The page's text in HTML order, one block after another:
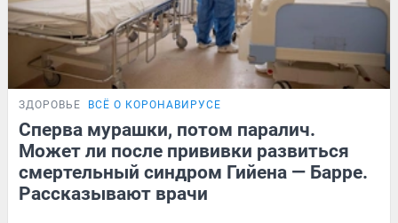
ЗДОРОВЬЕ ВСЁ О КОРОНАВИРУСЕ
Сперва мурашки, потом паралич.
Может ли после прививки развиться
смертельный синдром Гийена — Барре.
Рассказывают врачи